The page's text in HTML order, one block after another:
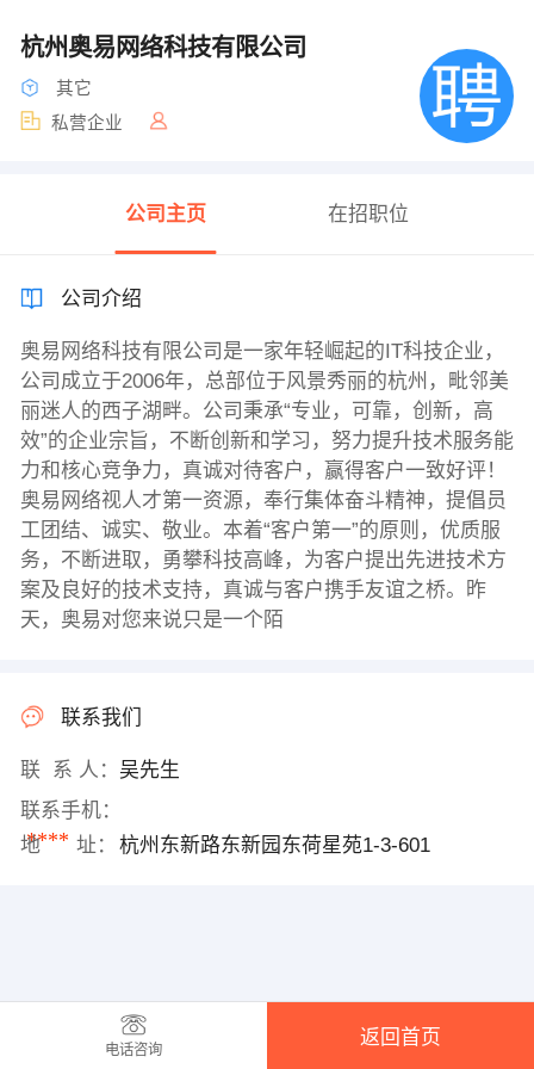
杭州奥易网络科技有限公司
其它
私营企业
公司主页 在招职位
公司介绍
奥易网络科技有限公司是一家年轻崛起的IT科技企业，
公司成立于2006年，总部位于风景秀丽的杭州，毗邻美
丽迷人的西子湖畔。公司秉承“专业，可靠，创新，高
效”的企业宗旨，不断创新和学习，努力提升技术服务能
力和核心竞争力，真诚对待客户，赢得客户一致好评！
奥易网络视人才第一资源，奉行集体奋斗精神，提倡员
工团结、诚实、敬业。本着“客户第一”的原则，优质服
务，不断进取，勇攀科技高峰，为客户提出先进技术方
案及良好的技术支持，真诚与客户携手友谊之桥。昨
天，奥易对您来说只是一个陌
联系我们
联 系 人： 吴先生
联系手机：
****
地 址： 杭州东新路东新园东荷星苑1-3-601
电话咨询
返回首页